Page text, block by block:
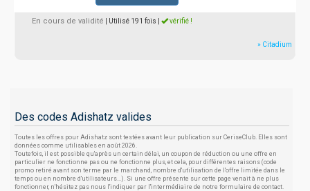
En cours de validité | Utilisé 191 fois vérifié !
» Citadium
Des codes Adishatz valides
Toutes les offres pour Adishatz sont testées avant leur publication sur CeriseClub. Elles sont
données comme utilisables en août 2026.
Toutefois, il est possible qu'après un certain délai, un coupon de réduction ou une offre en
particulier ne fonctionne pas ou ne fonctionne plus, et cela, pour différentes raisons (code
promo retiré avant son terme par le marchand, nombre d'utilisation de l'offre limitée dans le
temps ou en nombre d'utilisateurs...). Si une offre présente sur cette page venait à ne plus
fonctionner, n'hésitez pas nous l'indiquer par l'intermédiaire de notre formulaire de contact.